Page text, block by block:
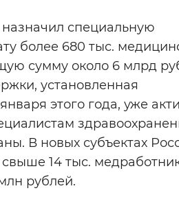
Цвет сайта
Инверсивный
Синий фон
Изображения
Выключены
специальную
более 680 тыс.
сумму около 6 млрд
установленная
этого года, уже
В новых субъектах
14 тыс.
рублей.